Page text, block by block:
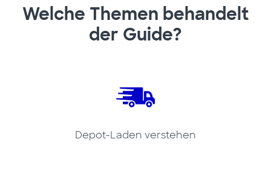
Welche Themen behandelt
der Guide?
Depot-Laden verstehen